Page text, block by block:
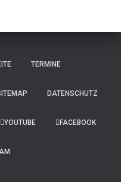
TERMINE
DATENSCHUTZ
YOUTUBE FACEBOOK